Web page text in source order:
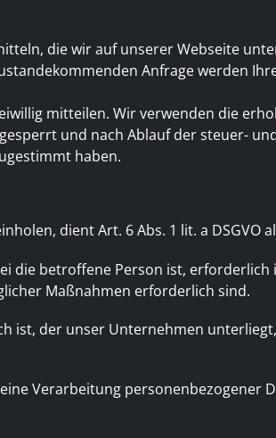
die wir auf unserer Webseite
Anfrage werden
mitteilen. Wir verwenden die
und nach Ablauf der steuer-
haben.
dient Art. 6 Abs. 1 lit. a DSGVO
die betroffene Person ist, erforderlich
Maßnahmen erforderlich sind.
ist, der unser Unternehmen
Verarbeitung personenbezogener